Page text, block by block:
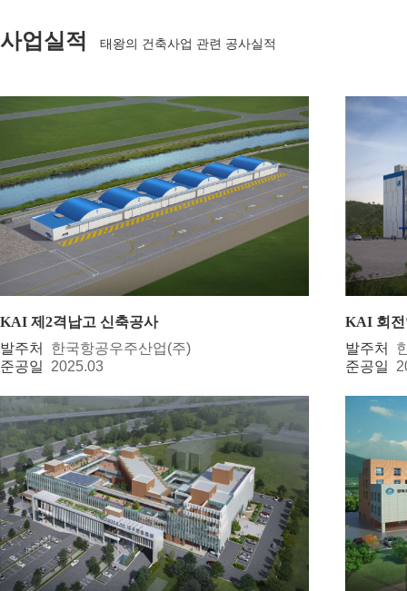
사업실적 태왕의 건축사업 관련 공사실적
KAI 제2격납고 신축공사
발주처 한국항공우주산업(주)
준공일 2025.03
KAI 회전
발주처
준공일